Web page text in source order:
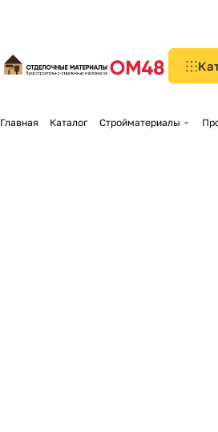
Главная Каталог Стройматериалы